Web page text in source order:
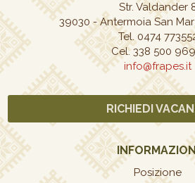
Str. Valdander
39030 -Antermoia San
Tel. 0474
Cel. 338 500
info@frapes.it
RICHIEDI
Posizione